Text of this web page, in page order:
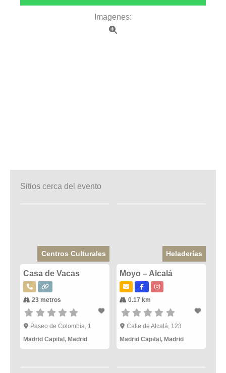
Imagenes:
Sitios cerca del evento
Centros Culturales
Casa de Vacas
23 metros
Paseo de Colombia, 1
Madrid Capital, Madrid
Heladerías
Moyo – Alcalá
0.17 km
Calle de Alcalá, 123
Madrid Capital,Madrid